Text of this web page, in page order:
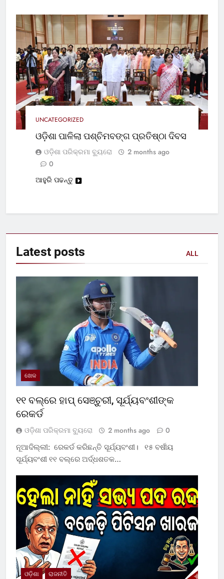
UNCATEGORIZED
ଓଡ଼ିଶା ପାଳିଲା ପଶ୍ଚିମବଙ୍ଗ ପ୍ରତିଷ୍ଠା ଦିବସ
ଓଡ଼ିଶା ପରିକ୍ରମା ବ୍ୟୁରୋ
2 months ago
0
ଆହୁରି ପଢନ୍ତୁ
Latest posts ALL
ଖେଳ
୧୧ ବଲ୍‌ରେ ହାପ୍ ସେଞ୍ଚୁରୀ, ସୂର୍ଯ୍ୟବଂଶୀଙ୍କ
ରେକର୍ଡ
ଓଡ଼ିଶା ପରିକ୍ରମା ବ୍ୟୁରୋ 2 months ago 0
ନୂଆଦିଲ୍ଲୀ: ରେକର୍ଡ କରିଛନ୍ତି ସୂର୍ଯ୍ୟବଂଶୀ। ୧୫ ବର୍ଷୀୟ
ସୂର୍ଯ୍ୟବଂଶୀ ୧୧ ବଲ୍‌ରେ ଅର୍ଦ୍ଧଶତକ…
ଓଡ଼ିଶା ରାଜନୀତି